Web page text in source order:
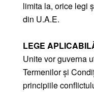
limita la, orice legi
din U.A.E.
LEGE
Unite vor guverna
Termenilor și
principiile